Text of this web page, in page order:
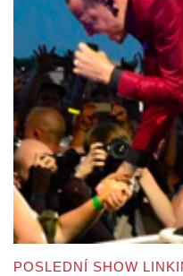
POSLEDNÍ SHOW